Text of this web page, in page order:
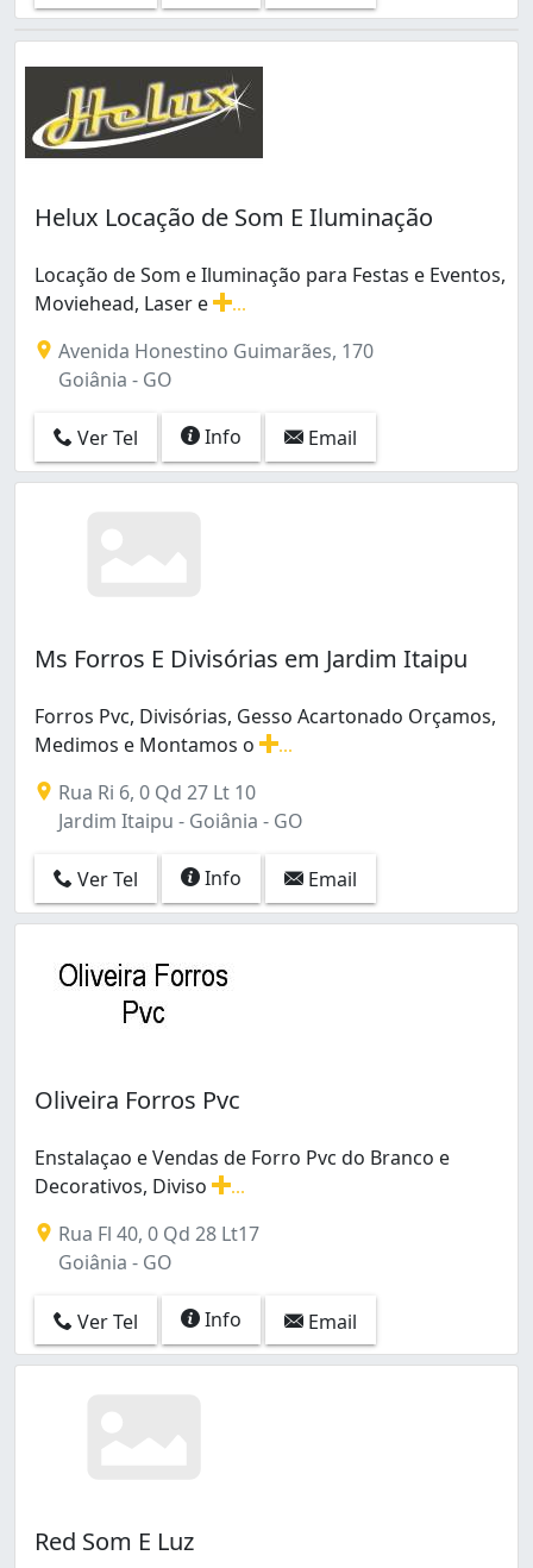
Helux Locação de Som E Iluminação
Locação de Som e Iluminação para Festas e Eventos,
Moviehead, Laser e
Avenida Honestino Guimarães, 170
Goiânia - GO
Ver Tel Info Email
Ms Forros E Divisórias em Jardim Itaipu
Forros Pvc, Divisórias, Gesso Acartonado Orçamos,
Medimos e Montamos o
Rua Ri 6, 0 Qd 27 Lt 10
Jardim Itaipu - Goiânia - GO
Ver Tel Info Email
Oliveira Forros Pvc
Enstalaçao e Vendas de Forro Pvc do Branco e
Decorativos, Diviso
Rua Fl 40, 0 Qd 28 Lt17
Goiânia - GO
Ver Tel Info Email
Red Som E Luz